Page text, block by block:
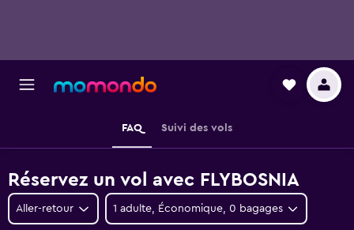
FAQ Suivi des vols
Réservez un vol avec FLYBOSNIA
Aller-retour 1 adulte, Économique, 0 bagages